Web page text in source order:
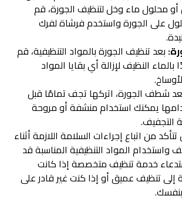
محلول ماء وخل لتنظيف الجورة، قم
على الجورة واستخدم فرشاة لفرك
بعد تنظيف الجورة بالمواد التنظيفية، قم
النظيف لإزالة أي بقايا المواد
شطف الجورة، اتركها تجف تمامًا قبل
يمكنك استخدام منشفة أو مروحة
التجفيف.
من اتباع إجراءات السلامة اللازمة أثناء
واستخدام المواد التنظيفية المناسبة قد
خدمة تنظيف متخصصة إذا كانت
إلى تنظيف عميق أو إذا كنت غير قادر على
بنفسك.